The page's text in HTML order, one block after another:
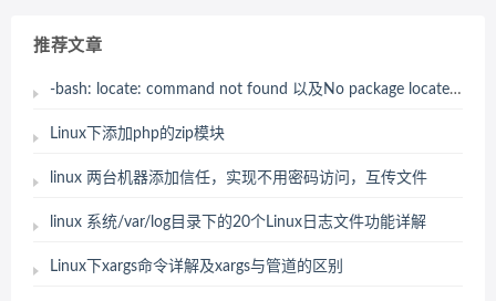
推荐文章
-bash: locate: command not found 以及No package locate available. 解决办法
Linux下添加php的zip模块
linux 两台机器添加信任，实现不用密码访问，互传文件
linux 系统/var/log目录下的20个Linux日志文件功能详解
Linux下xargs命令详解及xargs与管道的区别